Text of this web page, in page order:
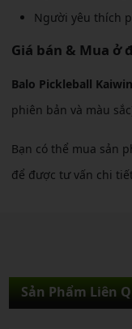
Người yêu thích
Giá bán & Mua ở
Balo Pickleball
phiên bản và màu
Bạn có thể mua sản
để được tư vấn chi
Sản Phẩm Liên